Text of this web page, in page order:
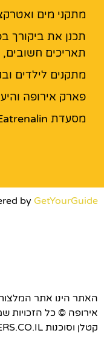
מתקני מים
תכנן את ביקורך
תאריכים חשובים,
מתקנים לילדים
פארק אירופה
מסעדת Eatrenalin בפארק אירופה
by GetYourGuide
האתר הינו אתר
אירופה © כל הזכויות
קטלן וסוכנות TRAVELERS.CO.IL